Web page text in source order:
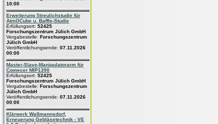
10:00
Erweiterung Streulichstudie für
AtmOCube u. Baffle-Studie
Erfüllungsort: 52425
Forschungszentrum Jülich GmbH
Vergabestelle: Forschungszentrum
Jülich GmbH
Veröffentlichungsende: 07.11.2026
00:00
Master-Slave-Manipulatorarm für
Comecer MIP1390
Erfüllungsort: 52425
Forschungszentrum Jülich GmbH
Vergabestelle: Forschungszentrum
Jülich GmbH
Veröffentlichungsende: 07.11.2026
00:00
Klärwerk Waßmannsdorf,
Erneuerung Gebläsetechnik - VE